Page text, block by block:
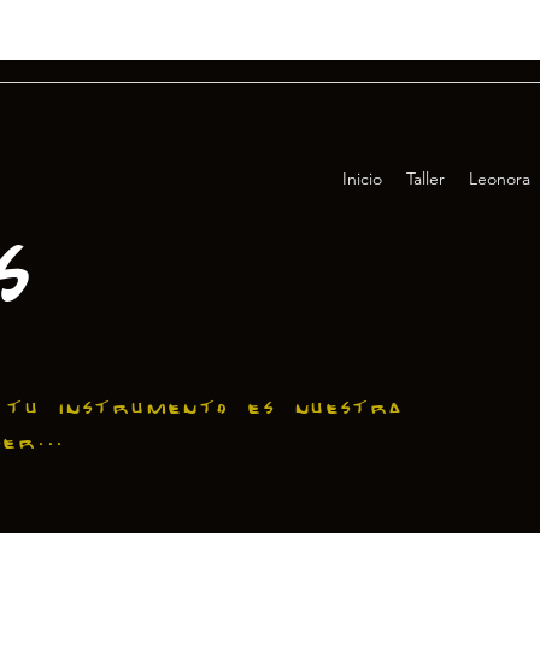
Inicio Taller Leonora
instrumento es nuestra